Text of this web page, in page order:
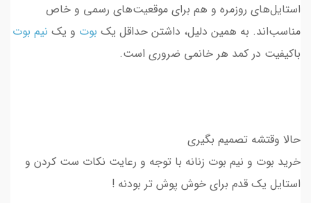
استایل‌های روزمره و هم برای موقعیت‌های رسمی و خاص
مناسب‌اند. به همین دلیل، داشتن حداقل یک بوت و یک نیم بوت
باکیفیت در کمد هر خانمی ضروری است.
حالا وقتشه تصمیم بگیری
خرید بوت و نیم بوت زنانه با توجه و رعایت نکات ست کردن و
استایل یک قدم برای خوش پوش تر بودنه !